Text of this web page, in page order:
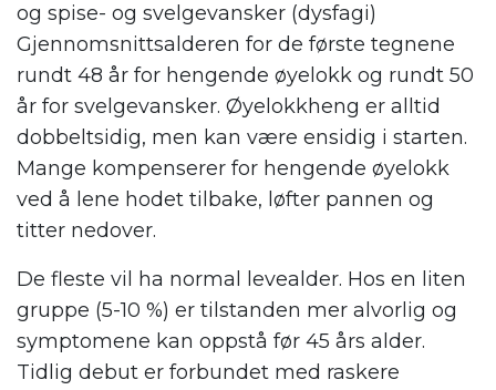
og spise- og svelgevansker (dysfagi)
Gjennomsnittsalderen for de første tegnene
rundt 48 år for hengende øyelokk og rundt 50
år for svelgevansker. Øyelokkheng er alltid
dobbeltsidig, men kan være ensidig i starten.
Mange kompenserer for hengende øyelokk
ved å lene hodet tilbake, løfter pannen og
titter nedover.
De fleste vil ha normal levealder. Hos en liten
gruppe (5-10 %) er tilstanden mer alvorlig og
symptomene kan oppstå før 45 års alder.
Tidlig debut er forbundet med raskere